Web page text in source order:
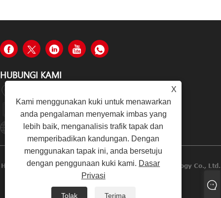
HUBUNGI KAMI
+86-19979320050
Sales08@xmhongyu.com.cn
Hak Cipta © 2023 Xiamen Hongyu Intelligent Technology Co., Ltd.
Hak Cipta Terpelihara
X
Kami menggunakan kuki untuk menawarkan
anda pengalaman menyemak imbas yang
lebih baik, menganalisis trafik tapak dan
memperibadikan kandungan. Dengan
menggunakan tapak ini, anda bersetuju
dengan penggunaan kuki kami. Dasar
Privasi
Tolak Terima